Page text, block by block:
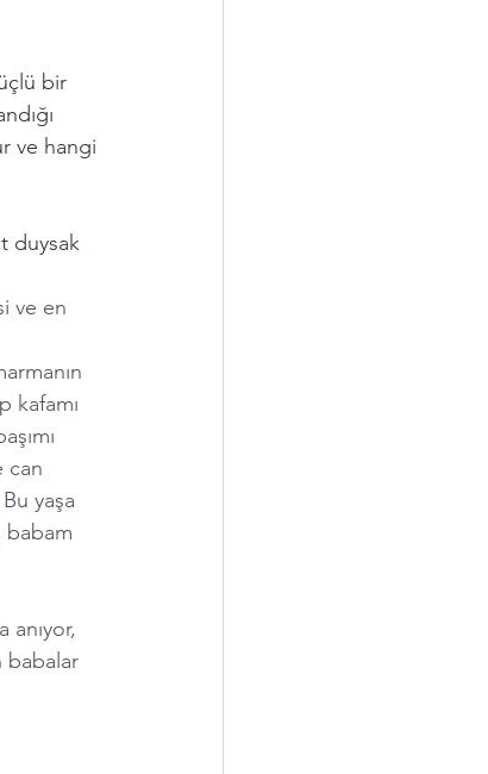
bir
ve hangi
duysak
ve en
kafamı
can
yaşa
babam
anıyor,
babalar